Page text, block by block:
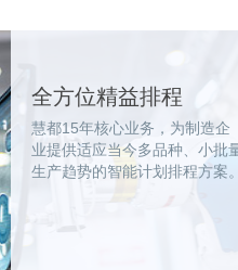
全方位精益排程
慧都15年核心业务，为制造企
业提供适应当今多品种、小批
生产趋势的智能计划排程方案